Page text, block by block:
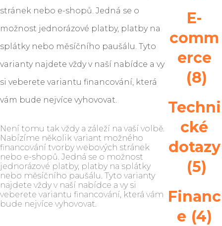
stránek nebo e-shopů. Jedná se o
možnost jednorázové platby, platby na
splátky nebo měsíčního paušálu. Tyto
varianty najdete vždy v naší nabídce a vy
si veberete variantu financování, která
vám bude nejvíce vyhovovat.
Není tomu tak vždy a záleží na vaší volbě.
Nabízíme několik variant možného
financování tvorby webových stránek
nebo e-shopů. Jedná se o možnost
jednorázové platby, platby na splátky
nebo měsíčního paušálu. Tyto varianty
najdete vždy v naší nabídce a vy si
veberete variantu financování, která vám
bude nejvíce vyhovovat.
E-
comm
erce
(8)
Techni
cké
dotazy
(5)
Financ
e (4)